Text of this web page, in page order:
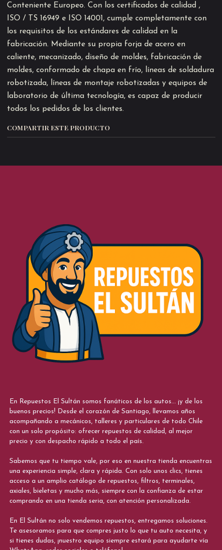
Conteniente Europeo. Con los certificados de calidad ,
ISO / TS 16949 e ISO 14001, cumple completamente con
los requisitos de los estándares de calidad en la
fabricación. Mediante su propia forja de acero en
caliente, mecanizado, diseño de moldes, fabricación de
moldes, conformado de chapa en frío, líneas de soldadura
robotizada, líneas de montaje robotizadas y equipos de
laboratorio de última tecnología, es capaz de producir
todos los pedidos de los clientes.
COMPARTIR ESTE PRODUCTO
En Repuestos El Sultán somos fanáticos de los autos... ¡y de los
buenos precios! Desde el corazón de Santiago, llevamos años
acompañando a mecánicos, talleres y particulares de todo Chile
con un solo propósito: ofrecer repuestos de calidad, al mejor
precio y con despacho rápido a todo el país.
Sabemos que tu tiempo vale, por eso en nuestra tienda encuentras
una experiencia simple, clara y rápida. Con solo unos clics, tienes
acceso a un amplio catálogo de repuestos, filtros, terminales,
axiales, bieletas y mucho más, siempre con la confianza de estar
comprando en una tienda seria, con atención personalizada.
En El Sultán no solo vendemos repuestos, entregamos soluciones.
Te asesoramos para que compres justo lo que tu auto necesita, y
si tienes dudas, ¡nuestro equipo siempre estará para ayudarte vía